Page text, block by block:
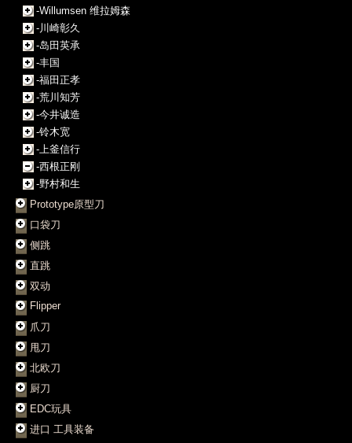
-Willumsen 维拉姆森
-川崎彰久
-岛田英承
-丰国
-福田正孝
-荒川知芳
-今井诚造
-铃木宽
-上釜信行
-西根正刚
-野村和生
Prototype原型刀
口袋刀
侧跳
直跳
双动
Flipper
爪刀
甩刀
北欧刀
厨刀
EDC玩具
进口 工具装备